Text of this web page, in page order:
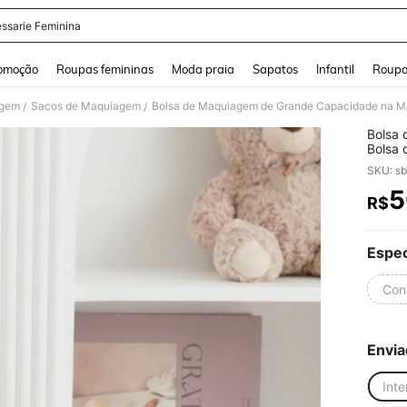
Feminina
Roupas femininas Moda praia Sapatos Infantil
/ Sacos de Maquiagem /
Bolsa
Bolsa
Bolsa
e
SKU:
R$